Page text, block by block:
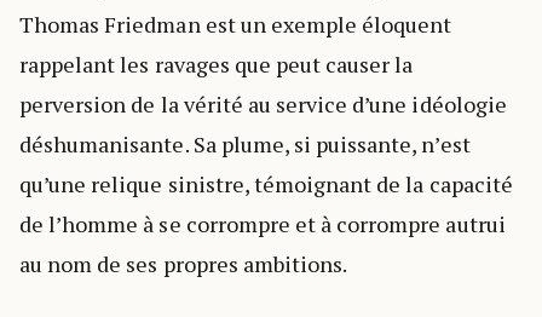
Thomas Friedman est un exemple éloquent
rappelant les ravages que peut causer la
perversion de la vérité au service d’une idéologie
déshumanisante. Sa plume, si puissante, n’est
qu’une relique sinistre, témoignant de la capacité
de l’homme à se corrompre et à corrompre autrui
au nom de ses propres ambitions.